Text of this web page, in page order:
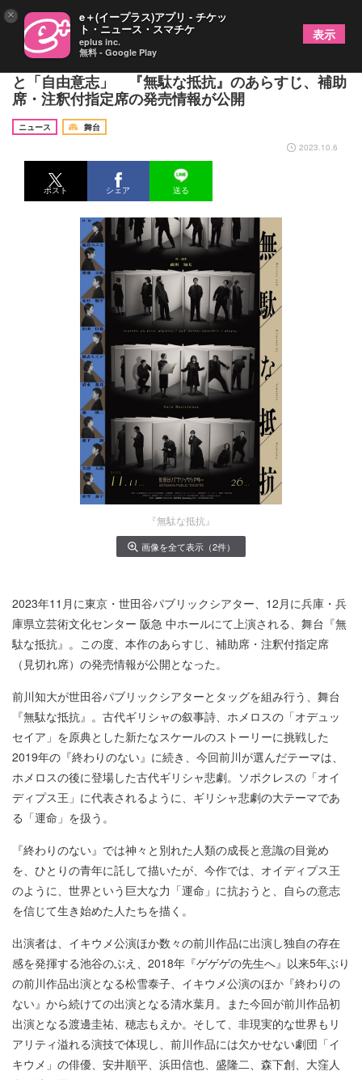
池谷のぶえ、渡邊圭祐、松雪泰子らが描く「運命」
と「自由意志」 『無駄な抵抗』のあらすじ、補助
席・注釈付指定席の発売情報が公開
ニュース
舞台
2023.10.6
ポスト シェア 送る
『無駄な抵抗』
画像を全て表示（2件）
2023年11月に東京・世田谷パブリックシアター、12月に兵庫・兵
庫県立芸術文化センター 阪急 中ホールにて上演される、舞台『無
駄な抵抗』。この度、本作のあらすじ、補助席・注釈付指定席
（見切れ席）の発売情報が公開となった。
前川知大が世田谷パブリックシアターとタッグを組み行う、舞台
『無駄な抵抗』。古代ギリシャの叙事詩、ホメロスの「オデュッ
セイア」を原典とした新たなスケールのストーリーに挑戦した
2019年の『終わりのない』に続き、今回前川が選んだテーマは、
ホメロスの後に登場した古代ギリシャ悲劇。ソポクレスの「オイ
ディプス王」に代表されるように、ギリシャ悲劇の大テーマであ
る「運命」を扱う。
『終わりのない』では神々と別れた人類の成長と意識の目覚め
を、ひとりの青年に託して描いたが、今作では、オイディプス王
のように、世界という巨大な力「運命」に抗おうと、自らの意志
を信じて生き始めた人たちを描く。
出演者は、イキウメ公演ほか数々の前川作品に出演し独自の存在
感を発揮する池谷のぶえ、2018年『ゲゲゲの先生へ』以来5年ぶり
の前川作品出演となる松雪泰子、イキウメ公演のほか『終わりの
ない』から続けての出演となる清水葉月。また今回が前川作品初
出演となる渡邊圭祐、穂志もえか。そして、非現実的な世界もリ
アリティ溢れる演技で体現し、前川作品には欠かせない劇団「イ
キウメ」の俳優、安井順平、浜田信也、盛隆二、森下創、大窪人
× e＋(イープラス)アプリ - チケッ
ト・ニュース・スマチケ
eplus inc.
無料 - Google Play
表示